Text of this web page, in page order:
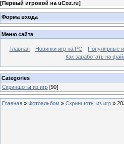
[Первый игровой на uCoz.ru]
Форма входа
Меню сайта
Главная Новинки игр на PC Популярные
Как заработать на
Categories
Скриншоты из игр [90]
Главная » Фотоальбом » Скриншоты из игр »